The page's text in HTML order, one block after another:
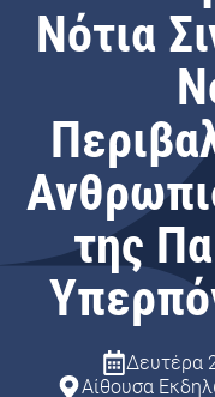
Νότια
της
Δευτέρα
Αίθουσα